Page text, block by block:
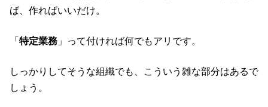
ば、作ればいいだけ。
「 特定業務 」って付ければ何でもアリです。
しっかりしてそうな組織でも、こういう雑な部分はあるで
しょう。